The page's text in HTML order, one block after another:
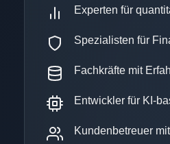
Experten für
Spezialisten für
Fachkräfte mit
Entwickler für KI-
Kundenbetreuer